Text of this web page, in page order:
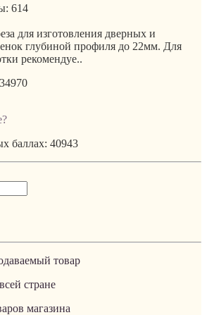
614
для изготовления дверных и
глубиной профиля до 22мм. Для
рекомендуе..
34970
баллах: 40943
товар
стране
магазина